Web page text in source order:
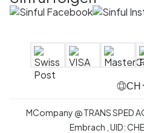
CH
MCompany@TRANS SPED
Embrach , UID: